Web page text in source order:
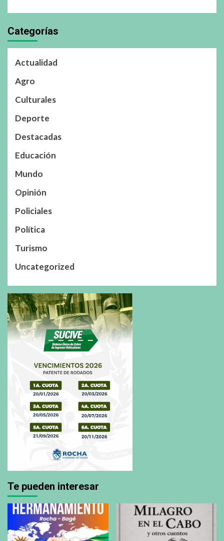
Categorías
Actualidad
Agro
Culturales
Deporte
Destacadas
Educación
Mundo
Opinión
Policiales
Política
Turismo
Uncategorized
Te pueden interesar